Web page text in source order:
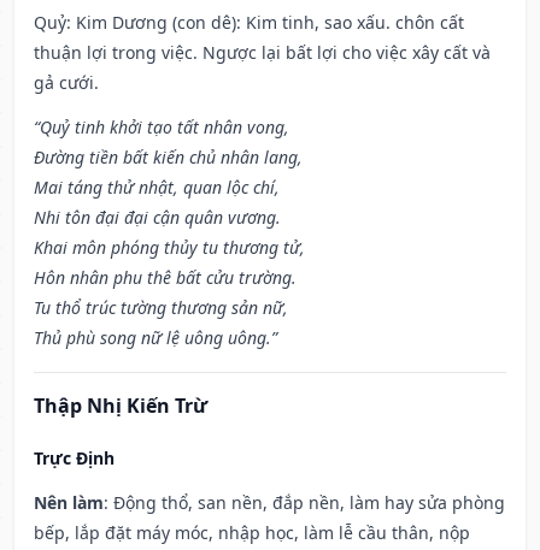
Quỷ: Kim Dương (con dê): Kim tinh, sao xấu. chôn cất
thuận lợi trong việc. Ngược lại bất lợi cho việc xây cất và
gả cưới.
“Quỷ tinh khởi tạo tất nhân vong,
Đường tiền bất kiến chủ nhân lang,
Mai táng thử nhật, quan lộc chí,
Nhi tôn đại đại cận quân vương.
Khai môn phóng thủy tu thương tử,
Hôn nhân phu thê bất cửu trường.
Tu thổ trúc tường thương sản nữ,
Thủ phù song nữ lệ uông uông.”
Thập Nhị Kiến Trừ
Trực Định
Nên làm: Động thổ, san nền, đắp nền, làm hay sửa phòng
bếp, lắp đặt máy móc, nhập học, làm lễ cầu thân, nộp